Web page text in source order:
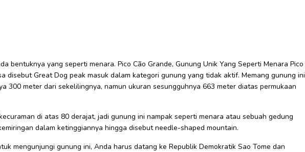
bentuknya yang seperti menara. Pico Cão Grande, Gunung Unik Yang Seperti Menara Pico
disebut Great Dog peak masuk dalam kategori gunung yang tidak aktif. Memang gunung ini
300 meter dari sekelilingnya, namun ukuran sesungguhnya 663 meter diatas permukaan
di atas 80 derajat, jadi gunung ini nampak seperti menara atau sebuah gedung
dalam ketinggiannya hingga disebut needle-shaped mountain.
mengunjungi gunung ini, Anda harus datang ke Republik Demokratik Sao Tome dan